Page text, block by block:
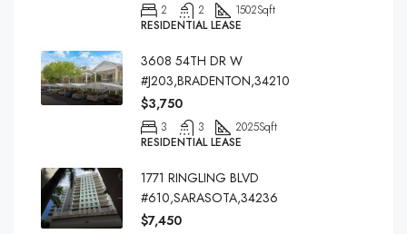
2 2 1502Sqft
RESIDENTIAL LEASE
3608 54TH DR W
#J203,BRADENTON,34210
$3,750
3 3 2025Sqft
RESIDENTIAL LEASE
1771 RINGLING BLVD
#610,SARASOTA,34236
$7,450